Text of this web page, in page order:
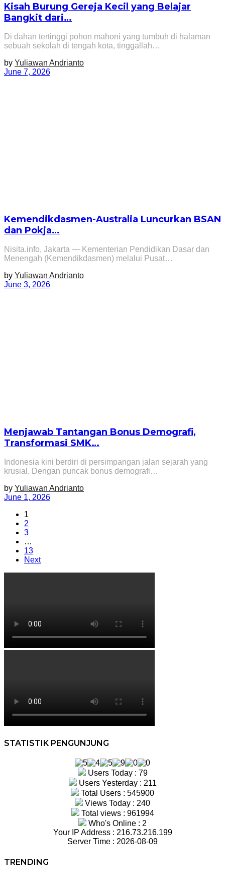
Kisah Burung Gereja Kecil yang Belajar
Bangkit dari…
Di dahan tertinggi pohon mahoni yang tumbuh di halaman
sebuah sekolah di tengah kota, tinggallah…
by Yuliawan Andrianto
June 7, 2026
Kemendikdasmen-Australia Luncurkan BSAN
dan Pokja…
Nisita.info, Jakarta — Kementerian Pendidikan Dasar dan
Menengah (Kemendikdasmen) melalui Pusat…
by Yuliawan Andrianto
June 3, 2026
Menjawab Tantangan Bonus Demografi,
Transformasi SMK…
Indonesia kini berdiri di persimpangan jalan sejarah yang
krusial. Dengan puncak bonus demografi…
by Yuliawan Andrianto
June 1, 2026
1
2
3
…
13
Next
STATISTIK PENGUNJUNG
Users Today : 79
Users Yesterday : 211
Total Users : 545900
Views Today : 240
Total views : 961994
Who's Online : 2
Your IP Address : 216.73.216.199
Server Time : 2026-08-09
TRENDING